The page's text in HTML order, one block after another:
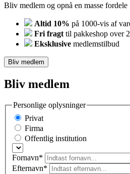
Bliv medlem og opnå en masse fordele
Altid 10% på 1000-vis af
Fri fragt til pakkeshop over
Eksklusive medlemstilbud
Bliv medlem
Bliv medlem
Personlige oplysninger
Privat
Firma
Offentlig institution
Fornavn*
Efternavn*